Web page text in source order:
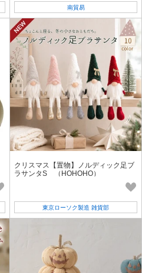
南貿易
クリスマス【置物】ノルディック足ブ
ラサンタS （HOHOHO）
東京ローソク製造 雑貨部